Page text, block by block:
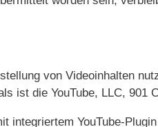
von Videoinhalten
ist die YouTube, LLC, 901
integriertem YouTube-